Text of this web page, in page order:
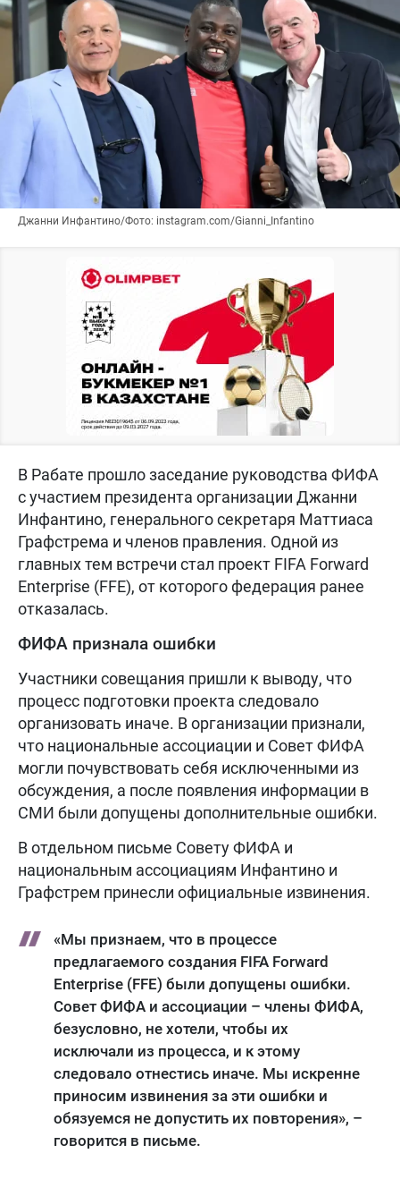
Джанни Инфантино/Фото: instagram.com/Gianni_Infantino
В Рабате прошло заседание руководства ФИФА
с участием президента организации Джанни
Инфантино, генерального секретаря Маттиаса
Графстрема и членов правления. Одной из
главных тем встречи стал проект FIFA Forward
Enterprise (FFE), от которого федерация ранее
отказалась.
ФИФА признала ошибки
Участники совещания пришли к выводу, что
процесс подготовки проекта следовало
организовать иначе. В организации признали,
что национальные ассоциации и Совет ФИФА
могли почувствовать себя исключенными из
обсуждения, а после появления информации в
СМИ были допущены дополнительные ошибки.
В отдельном письме Совету ФИФА и
национальным ассоциациям Инфантино и
Графстрем принесли официальные извинения.
«Мы признаем, что в процессе
предлагаемого создания FIFA Forward
Enterprise (FFE) были допущены ошибки.
Совет ФИФА и ассоциации – члены ФИФА,
безусловно, не хотели, чтобы их
исключали из процесса, и к этому
следовало отнестись иначе. Мы искренне
приносим извинения за эти ошибки и
обязуемся не допустить их повторения», –
говорится в письме.